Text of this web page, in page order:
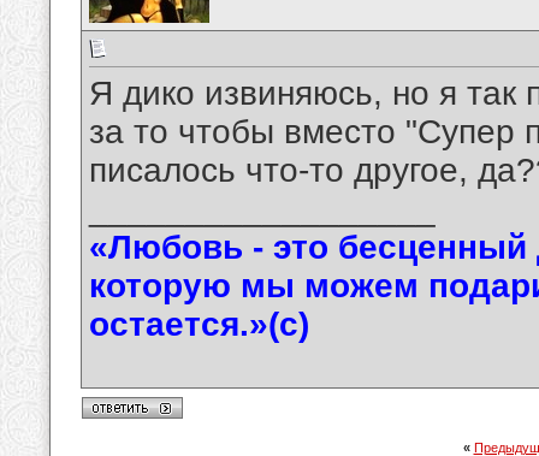
Я дико извиняюсь, но я так
за то чтобы вместо "Супер
писалось что-то другое,
«Любовь - это
которую мы можем
остается.»(с)
«